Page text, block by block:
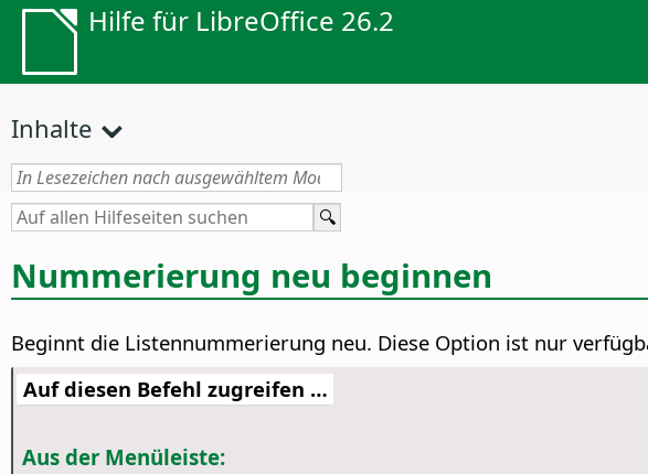
Hilfe für LibreOffice 26.2
Inhalte
Nummerierung neu beginnen
Beginnt die Listennummerierung neu. Diese Option ist nur
Auf diesen Befehl zugreifen …
Aus der Menüleiste: